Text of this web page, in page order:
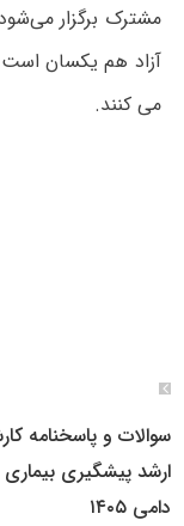
مشترک برگزار
آزاد هم یکسان
می کنند.
سوالات و پاسخنامه
ارشد پیشگیری
دامی ۱۴۰۵